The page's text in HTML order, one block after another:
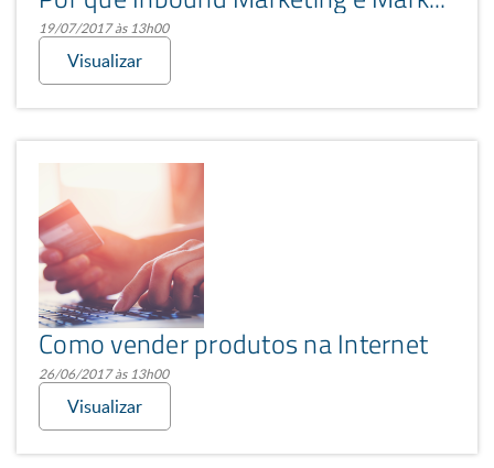
19/07/2017 às 13h00
Visualizar
Como vender produtos na Internet
26/06/2017 às 13h00
Visualizar